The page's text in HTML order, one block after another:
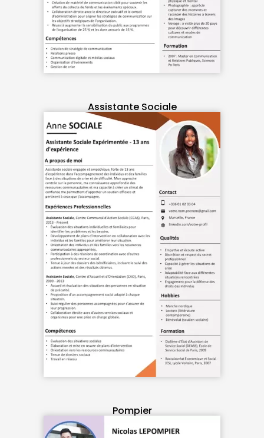
Assistante Sociale
Pompier